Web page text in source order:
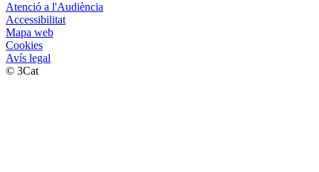
Atenció a l'Audiència
Accessibilitat
Mapa web
Cookies
Avís legal
© 3Cat